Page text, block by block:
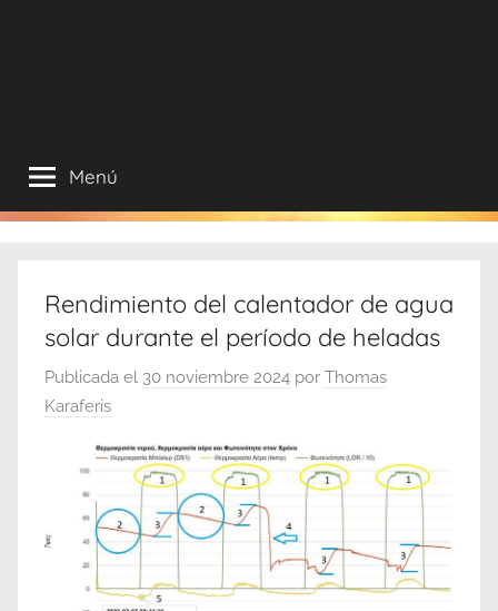
Menú
Rendimiento del calentador de agua
solar durante el período de heladas
Publicada el 30 noviembre 2024 por Thomas
Karaferis